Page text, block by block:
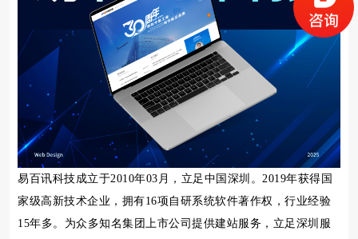
易百讯科技成立于2010年03月，立足中国深圳。2019年获得国
家级高新技术企业，拥有16项自研系统软件著作权，行业经验
15年多。为众多知名集团上市公司提供建站服务，立足深圳服